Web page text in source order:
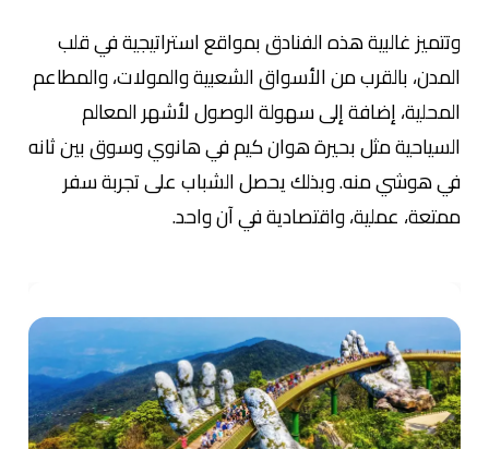
وتتميز غالبية هذه الفنادق بمواقع استراتيجية في قلب
المدن، بالقرب من الأسواق الشعبية والمولات، والمطاعم
المحلية، إضافة إلى سهولة الوصول لأشهر المعالم
السياحية مثل بحيرة هوان كيم في هانوي وسوق بين ثانه
في هوشي منه. وبذلك يحصل الشباب على تجربة سفر
ممتعة، عملية، واقتصادية في آن واحد.